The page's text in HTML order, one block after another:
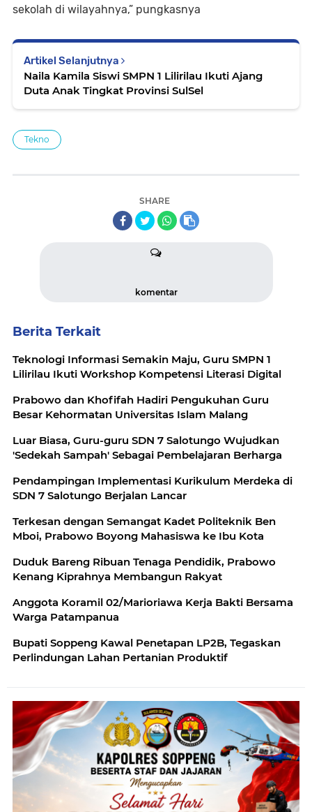
sekolah di wilayahnya,” pungkasnya
Artikel Selanjutnya
Naila Kamila Siswi SMPN 1 Lilirilau Ikuti Ajang
Duta Anak Tingkat Provinsi SulSel
Tekno
SHARE
komentar
Berita Terkait
Teknologi Informasi Semakin Maju, Guru SMPN 1
Lilirilau Ikuti Workshop Kompetensi Literasi Digital
Prabowo dan Khofifah Hadiri Pengukuhan Guru
Besar Kehormatan Universitas Islam Malang
Luar Biasa, Guru-guru SDN 7 Salotungo Wujudkan
'Sedekah Sampah' Sebagai Pembelajaran Berharga
Pendampingan Implementasi Kurikulum Merdeka di
SDN 7 Salotungo Berjalan Lancar
Terkesan dengan Semangat Kadet Politeknik Ben
Mboi, Prabowo Boyong Mahasiswa ke Ibu Kota
Duduk Bareng Ribuan Tenaga Pendidik, Prabowo
Kenang Kiprahnya Membangun Rakyat
Anggota Koramil 02/Marioriawa Kerja Bakti Bersama
Warga Patampanua
Bupati Soppeng Kawal Penetapan LP2B, Tegaskan
Perlindungan Lahan Pertanian Produktif